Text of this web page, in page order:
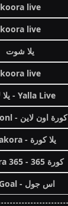
koora live
koora live
يلا شوت
koora live
Yalla Live - يلا لايف
كورة اون لاين - koora onl
يلا كورة - yallakora
كورة 365 - kooora 365
اس جول - AS Goal